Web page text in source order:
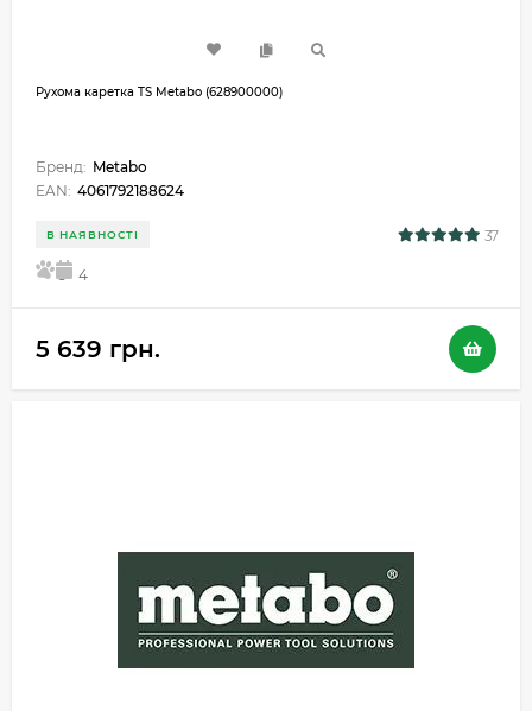
Рухома каретка TS Metabo (628900000)
Бренд: Metabo
EAN: 4061792188624
В НАЯВНОСТІ 37
5 4
5 639 грн.